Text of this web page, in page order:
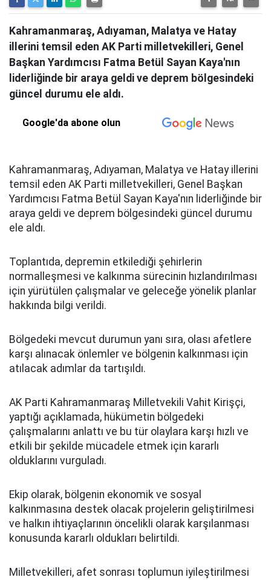
Kahramanmaraş, Adıyaman, Malatya ve Hatay
illerini temsil eden AK Parti milletvekilleri, Genel
Başkan Yardımcısı Fatma Betül Sayan Kaya'nın
liderliğinde bir araya geldi ve deprem bölgesindeki
güncel durumu ele aldı.
Google'da abone olun
Kahramanmaraş, Adıyaman, Malatya ve Hatay illerini
temsil eden AK Parti milletvekilleri, Genel Başkan
Yardımcısı Fatma Betül Sayan Kaya'nın liderliğinde bir
araya geldi ve deprem bölgesindeki güncel durumu
ele aldı.
Toplantıda, depremin etkilediği şehirlerin
normalleşmesi ve kalkınma sürecinin hızlandırılması
için yürütülen çalışmalar ve geleceğe yönelik planlar
hakkında bilgi verildi.
Bölgedeki mevcut durumun yanı sıra, olası afetlere
karşı alınacak önlemler ve bölgenin kalkınması için
atılacak adımlar da tartışıldı.
AK Parti Kahramanmaraş Milletvekili Vahit Kirişçi,
yaptığı açıklamada, hükümetin bölgedeki
çalışmalarını anlattı ve bu tür olaylara karşı hızlı ve
etkili bir şekilde mücadele etmek için kararlı
olduklarını vurguladı.
Ekip olarak, bölgenin ekonomik ve sosyal
kalkınmasına destek olacak projelerin geliştirilmesi
ve halkın ihtiyaçlarının öncelikli olarak karşılanması
konusunda kararlı oldukları belirtildi.
Milletvekilleri, afet sonrası toplumun iyileştirilmesi